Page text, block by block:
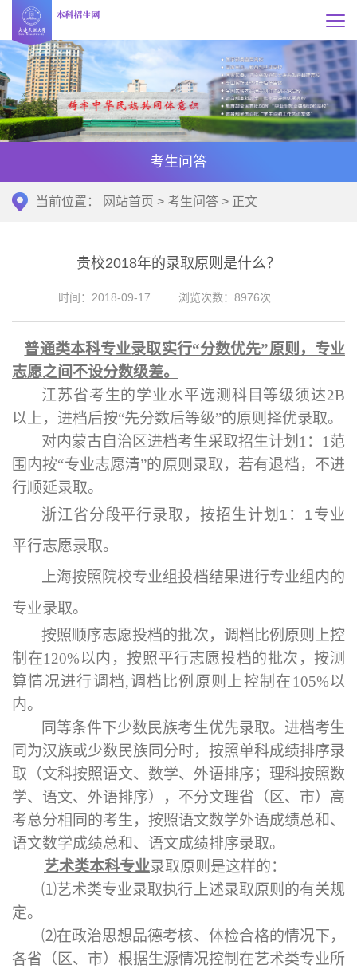
考生问答
当前位置： 网站首页 > 考生问答 > 正文
贵校2018年的录取原则是什么？
时间：2018-09-17 浏览次数： 8976次
普通类本科专业录取实行“分数优先”原则，专业
志愿之间不设分数级差。
江苏省考生的学业水平选测科目等级须达2B
以上，进档后按“先分数后等级”的原则择优录取。
对内蒙古自治区进档考生采取招生计划1：1范
围内按“专业志愿清”的原则录取，若有退档，不进
行顺延录取。
浙江省分段平行录取，按招生计划 1 ： 1专业
平行志愿录取。
上海按照院校专业组投档结果进行专业组内的
专业录取。
按照顺序志愿投档的批次，调档比例原则上控
制在120%以内，按照平行志愿投档的批次，按测
算情况进行调档,调档比例原则上控制在105%以
内。
同等条件下少数民族考生优先录取。 进档考生
同为汉族或少数民族同分时，按照单科成绩排序录
取（文科按照语文、数学、外语排序；理科按照数
学、语文、外语排序），不分文理省（区、市）高
考总分相同的考生，按照语文数学外语成绩总和、
语文数学成绩总和、语文成绩排序录取。
艺术类本科专业录取原则是这样的：
⑴艺术类专业录取执行上述录取原则的有关规
定。
⑵在政治思想品德考核、体检合格的情况下，
各省（区、市）根据生源情况控制在艺术类专业所